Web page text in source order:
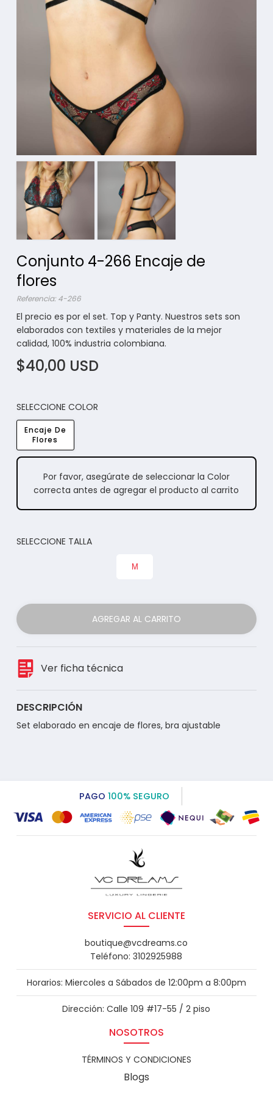
Conjunto 4-266 Encaje de
flores
Referencia: 4-266
El precio es por el set. Top y Panty. Nuestros sets son
elaborados con textiles y materiales de la mejor
calidad, 100% industria colombiana.
$40,00 USD
SELECCIONE COLOR
Encaje De
Flores
Por favor, asegúrate de seleccionar la Color
correcta antes de agregar el producto al carrito
SELECCIONE TALLA
M
AGREGAR AL CARRITO
Ver ficha técnica
DESCRIPCIÓN
Set elaborado en encaje de flores, bra ajustable
PAGO 100% SEGURO
SERVICIO AL CLIENTE
boutique@vcdreams.co
Teléfono: 3102925988
Horarios: Miercoles a Sábados de 12:00pm a 8:00pm
Dirección: Calle 109 #17-55 / 2 piso
NOSOTROS
TÉRMINOS Y CONDICIONES
Blogs